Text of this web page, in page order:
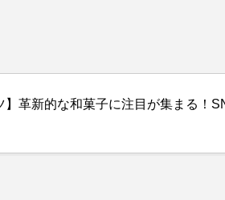
】革新的な和菓子に注目が集まる！